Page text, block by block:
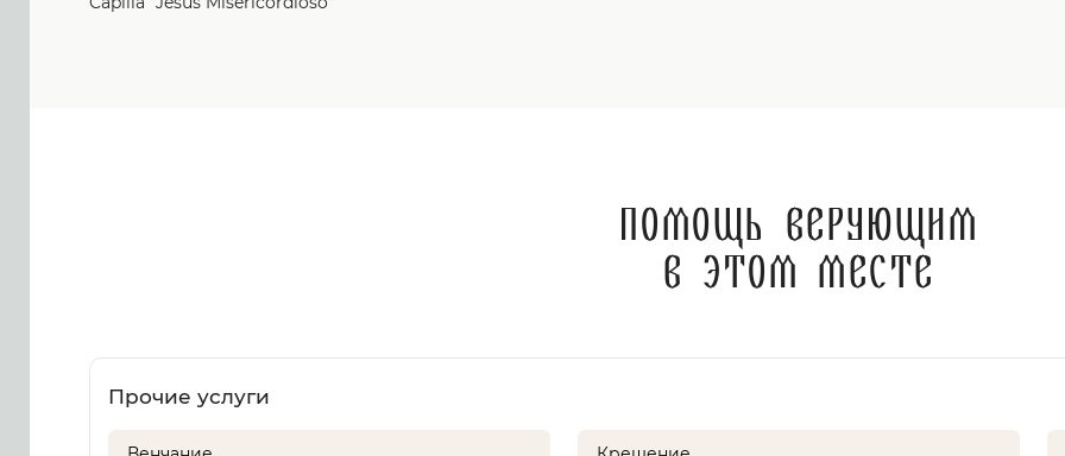
Помощь верующим
в этом месте
Прочие услуги